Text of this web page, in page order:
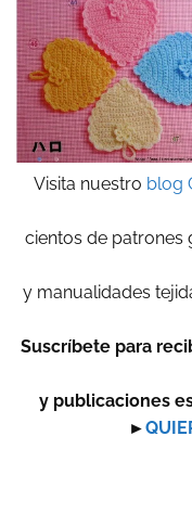
Visita nuestro blog
cientos de patrones
y manualidades
Suscríbete para
y publicaciones
►